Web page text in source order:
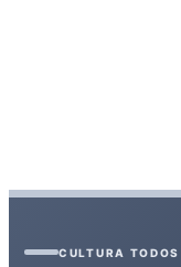
CULTURA